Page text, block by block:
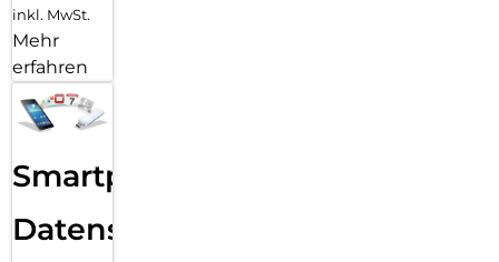
inkl. MwSt.
Mehr
erfahren
Smartphone
Datensicherung